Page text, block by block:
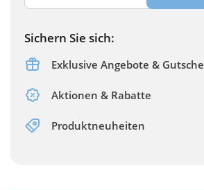
Sichern Sie sich:
Exklusive Angebote &
Aktionen & Rabatte
Produktneuheiten